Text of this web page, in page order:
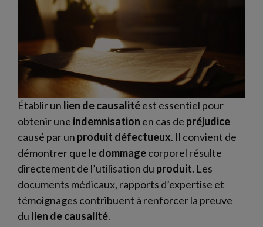
Établir un lien de causalitéest essentiel pour
obtenir une indemnisation en cas de préjudice
causé par un produit défectueux. Il convient de
démontrer que le dommagecorporel résulte
directement de l’utilisation du produit. Les
documents médicaux, rapports d’expertise et
témoignages contribuent à renforcer la preuve
du lien de causalité.